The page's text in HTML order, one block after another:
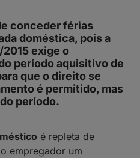
conceder férias
doméstica, pois a
exige o
período aquisitivo de
que o direito se
é permitido, mas
período.
é repleta de
empregador um